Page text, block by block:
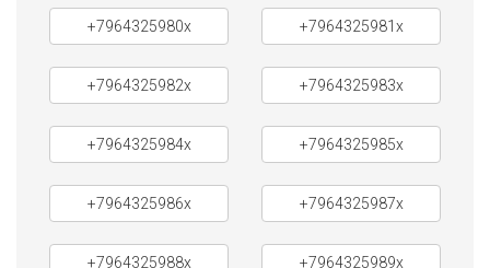
+7964325980x +7964325981x
+7964325982x +7964325983x
+7964325984x +7964325985x
+7964325986x +7964325987x
+7964325988x +7964325989x